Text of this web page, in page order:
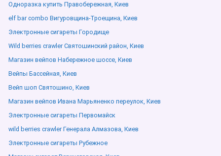
Одноразка купить Правобережная, Киев
elf bar combo Вигуровщина-Троещина, Киев
Электронные сигареты Городище
Wild berries crawler Святошинский район, Киев
Магазин вейпов Набережное шоссе, Киев
Вейпы Бассейная, Киев
Вейп шоп Святошино, Киев
Магазин вейпов Ивана Марьяненко переулок, Киев
Электронные сигареты Первомайск
wild berries crawler Генерала Алмазова, Киев
Электронные сигареты Рубежное